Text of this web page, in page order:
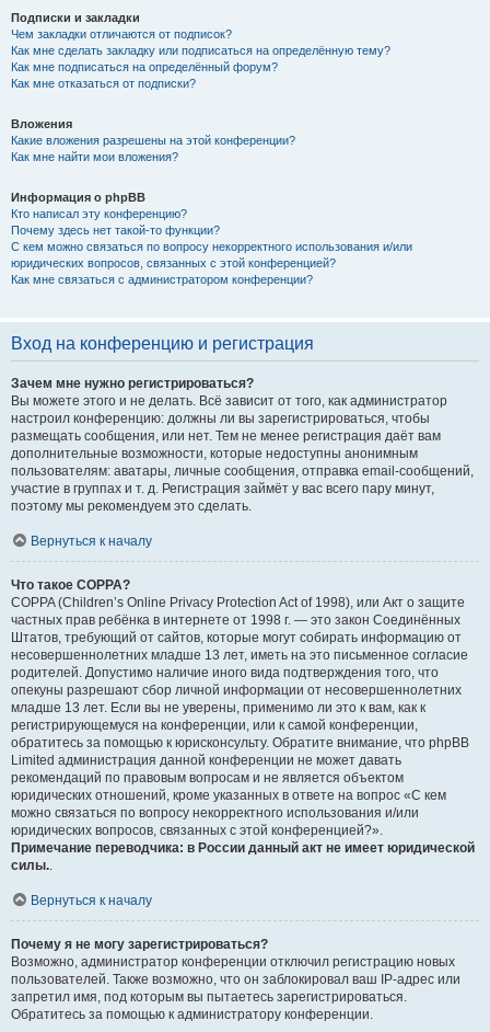
Подписки и закладки
Чем закладки отличаются от подписок?
Как мне сделать закладку или подписаться на определённую тему?
Как мне подписаться на определённый форум?
Как мне отказаться от подписки?
Вложения
Какие вложения разрешены на этой конференции?
Как мне найти мои вложения?
Информация о phpBB
Кто написал эту конференцию?
Почему здесь нет такой-то функции?
С кем можно связаться по вопросу некорректного использования и/или
юридических вопросов, связанных с этой конференцией?
Как мне связаться с администратором конференции?
Вход на конференцию и регистрация
Зачем мне нужно регистрироваться?
Вы можете этого и не делать. Всё зависит от того, как администратор
настроил конференцию: должны ли вы зарегистрироваться, чтобы
размещать сообщения, или нет. Тем не менее регистрация даёт вам
дополнительные возможности, которые недоступны анонимным
пользователям: аватары, личные сообщения, отправка email-сообщений,
участие в группах и т. д. Регистрация займёт у вас всего пару минут,
поэтому мы рекомендуем это сделать.
Вернуться к началу
Что такое COPPA?
COPPA (Children’s Online Privacy Protection Act of 1998), или Акт о защите
частных прав ребёнка в интернете от 1998 г. — это закон Соединённых
Штатов, требующий от сайтов, которые могут собирать информацию от
несовершеннолетних младше 13 лет, иметь на это письменное согласие
родителей. Допустимо наличие иного вида подтверждения того, что
опекуны разрешают сбор личной информации от несовершеннолетних
младше 13 лет. Если вы не уверены, применимо ли это к вам, как к
регистрирующемуся на конференции, или к самой конференции,
обратитесь за помощью к юрисконсульту. Обратите внимание, что phpBB
Limited администрация данной конференции не может давать
рекомендаций по правовым вопросам и не является объектом
юридических отношений, кроме указанных в ответе на вопрос «С кем
можно связаться по вопросу некорректного использования и/или
юридических вопросов, связанных с этой конференцией?».
Примечание переводчика: в России данный акт не имеет юридической
силы..
Вернуться к началу
Почему я не могу зарегистрироваться?
Возможно, администратор конференции отключил регистрацию новых
пользователей. Также возможно, что он заблокировал ваш IP-адрес или
запретил имя, под которым вы пытаетесь зарегистрироваться.
Обратитесь за помощью к администратору конференции.